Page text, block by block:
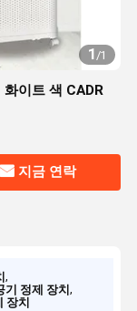
1/1
이트 색 CADR
지금 연락
,
기 정제 장치,
장치